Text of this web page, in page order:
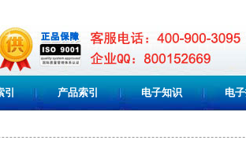
引 产品索引 电子知识 电